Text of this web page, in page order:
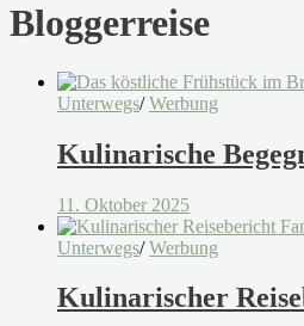
Bloggerreise
Unterwegs/ Werbung
Kulinarische
11. Oktober 2025
Unterwegs/ Werbung
Kulinarischer